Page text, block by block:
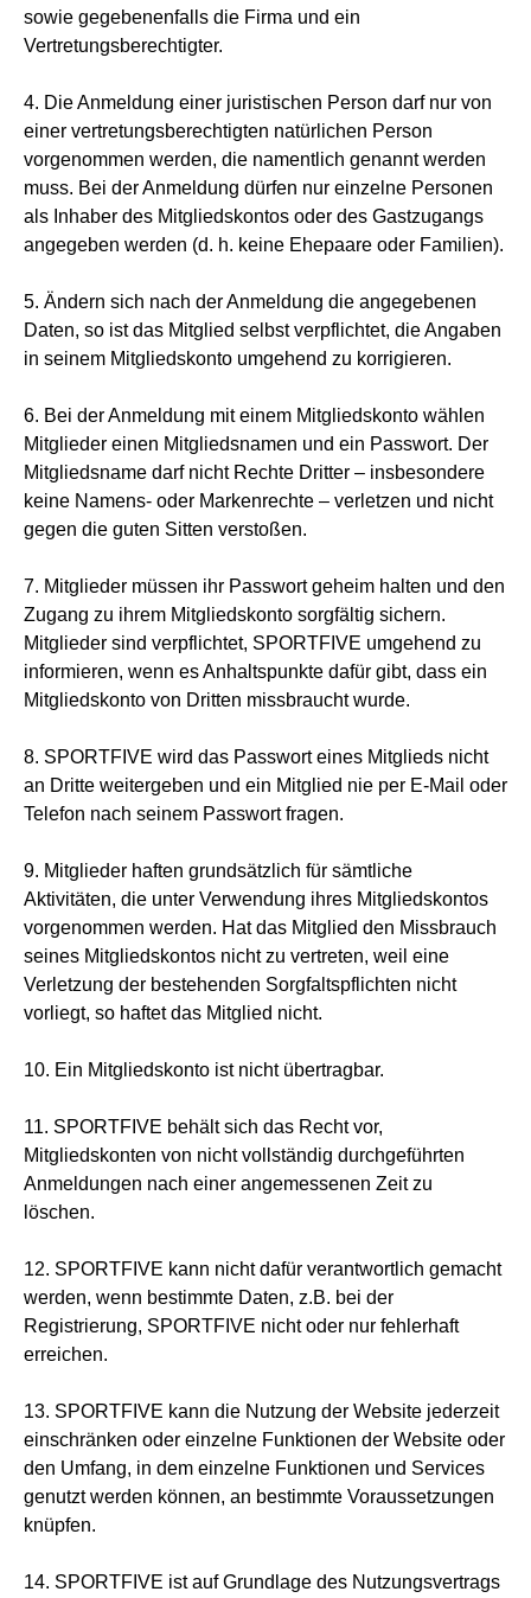
sowie gegebenenfalls die Firma und ein
Vertretungsberechtigter.
4. Die Anmeldung einer juristischen Person darf nur von
einer vertretungsberechtigten natürlichen Person
vorgenommen werden, die namentlich genannt werden
muss. Bei der Anmeldung dürfen nur einzelne Personen
als Inhaber des Mitgliedskontos oder des Gastzugangs
angegeben werden (d. h. keine Ehepaare oder Familien).
5. Ändern sich nach der Anmeldung die angegebenen
Daten, so ist das Mitglied selbst verpflichtet, die Angaben
in seinem Mitgliedskonto umgehend zu korrigieren.
6. Bei der Anmeldung mit einem Mitgliedskonto wählen
Mitglieder einen Mitgliedsnamen und ein Passwort. Der
Mitgliedsname darf nicht Rechte Dritter – insbesondere
keine Namens- oder Markenrechte – verletzen und nicht
gegen die guten Sitten verstoßen.
7. Mitglieder müssen ihr Passwort geheim halten und den
Zugang zu ihrem Mitgliedskonto sorgfältig sichern.
Mitglieder sind verpflichtet, SPORTFIVE umgehend zu
informieren, wenn es Anhaltspunkte dafür gibt, dass ein
Mitgliedskonto von Dritten missbraucht wurde.
8. SPORTFIVE wird das Passwort eines Mitglieds nicht
an Dritte weitergeben und ein Mitglied nie per E-Mail oder
Telefon nach seinem Passwort fragen.
9. Mitglieder haften grundsätzlich für sämtliche
Aktivitäten, die unter Verwendung ihres Mitgliedskontos
vorgenommen werden. Hat das Mitglied den Missbrauch
seines Mitgliedskontos nicht zu vertreten, weil eine
Verletzung der bestehenden Sorgfaltspflichten nicht
vorliegt, so haftet das Mitglied nicht.
10. Ein Mitgliedskonto ist nicht übertragbar.
11. SPORTFIVE behält sich das Recht vor,
Mitgliedskonten von nicht vollständig durchgeführten
Anmeldungen nach einer angemessenen Zeit zu
löschen.
12. SPORTFIVE kann nicht dafür verantwortlich gemacht
werden, wenn bestimmte Daten, z.B. bei der
Registrierung, SPORTFIVE nicht oder nur fehlerhaft
erreichen.
13. SPORTFIVE kann die Nutzung der Website jederzeit
einschränken oder einzelne Funktionen der Website oder
den Umfang, in dem einzelne Funktionen und Services
genutzt werden können, an bestimmte Voraussetzungen
knüpfen.
14. SPORTFIVE ist auf Grundlage des Nutzungsvertrags